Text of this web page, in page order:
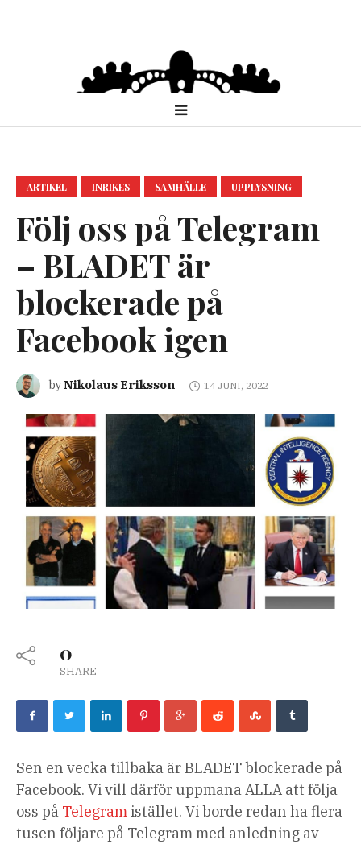
ARTIKEL INRIKES SAMHÄLLE UPPLYSNING
Följ oss på Telegram
– BLADET är
blockerade på
Facebook igen
byNikolaus Eriksson 14 JUNI, 2022
0
SHARE
Sen en vecka tillbaka är BLADET blockerade på
Facebook. Vi vill därför uppmana ALLA att följa
oss på Telegram istället. Vi borde redan ha flera
tusen följare på Telegram med anledning av